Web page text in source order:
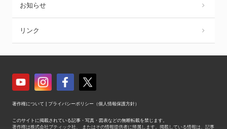
お知らせ
リンク
著作権について プライバシーポリシー（個人情報保護方針）
このサイトに掲載されている記事・写真・図表などの無断転載を禁じます。
著作権は株式会社ブティック社、 またはその情報提供者に帰属します。掲載している情報は、記事